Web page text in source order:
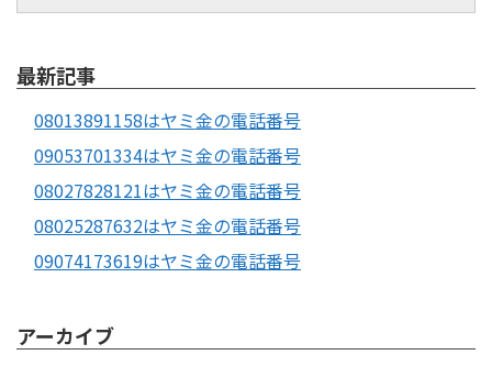
最新記事
08013891158はヤミ金の電話番号
09053701334はヤミ金の電話番号
08027828121はヤミ金の電話番号
08025287632はヤミ金の電話番号
09074173619はヤミ金の電話番号
アーカイブ